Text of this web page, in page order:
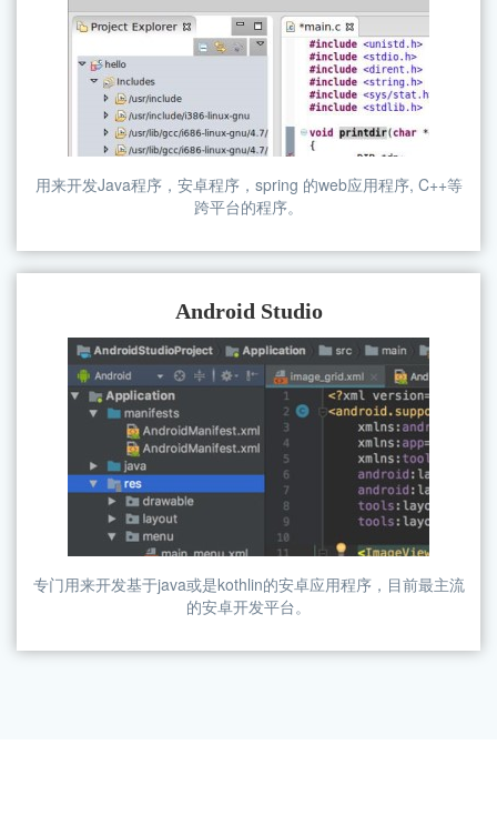
用来开发Java程序，安卓程序，spring 的web应用程序, C++等
跨平台的程序。
Android Studio
专门用来开发基于java或是kothlin的安卓应用程序，目前最主流
的安卓开发平台。